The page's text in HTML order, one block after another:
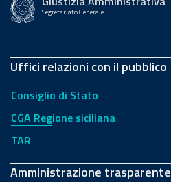
Segretariato Generale
Uffici relazioni con il pubblico
Consiglio di Stato
CGA Regione siciliana
TAR
Amministrazione trasparente